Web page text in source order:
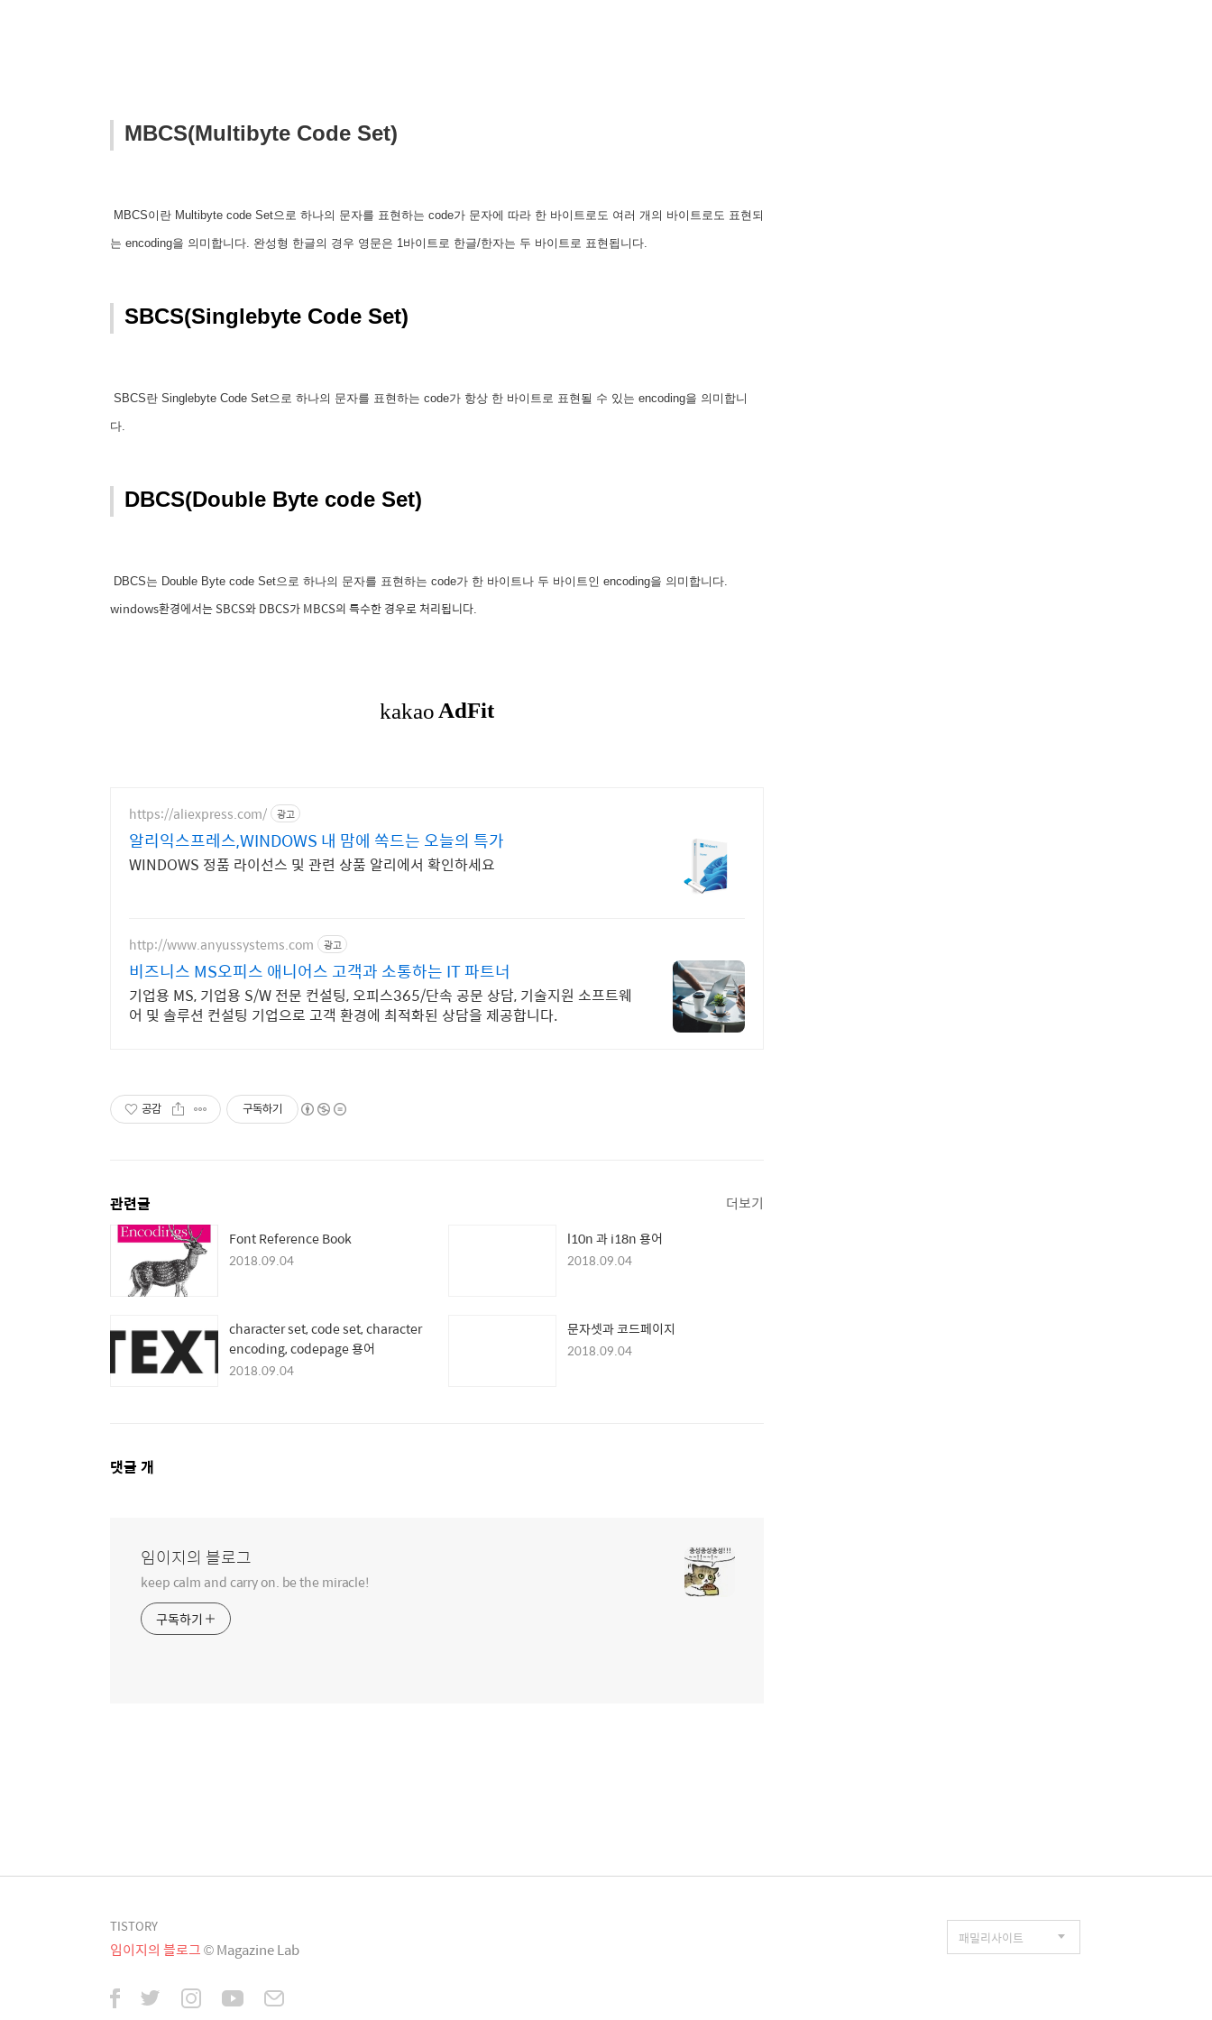
MBCS(Multibyte Code Set)
MBCS이란 Multibyte code Set으로 하나의 문자를 표현하는 code가 문자에 따라 한 바이트로도 여러 개의 바이트로도 표현되
는 encoding을 의미합니다. 완성형 한글의 경우 영문은 1바이트로 한글/한자는 두 바이트로 표현됩니다.
SBCS(Singlebyte Code Set)
SBCS란 Singlebyte Code Set으로 하나의 문자를 표현하는 code가 항상 한 바이트로 표현될 수 있는 encoding을 의미합니
다.
DBCS(Double Byte code Set)
DBCS는 Double Byte code Set으로 하나의 문자를 표현하는 code가 한 바이트나 두 바이트인 encoding을 의미합니다.
windows환경에서는 SBCS와 DBCS가 MBCS의 특수한 경우로 처리됩니다.
https://aliexpress.com/ 광고
알리익스프레스,WINDOWS 내 맘에 쏙드는 오늘의 특가
WINDOWS 정품 라이선스 및 관련 상품 알리에서 확인하세요
http://www.anyussystems.com 광고
비즈니스 MS오피스 애니어스 고객과 소통하는 IT 파트너
기업용 MS, 기업용 S/W 전문 컨설팅, 오피스365/단속 공문 상담, 기술지원 소프트웨
어 및 솔루션 컨설팅 기업으로 고객 환경에 최적화된 상담을 제공합니다.
공감 구독하기
관련글 더보기
Font Reference Book
2018.09.04
l10n 과 i18n 용어
2018.09.04
character set, code set, character
encoding, codepage 용어
2018.09.04
문자셋과 코드페이지
2018.09.04
댓
댓글 개
임이지의 블로그
keep calm and carry on. be the miracle!
구독하기
TISTORY
임이지의 블로그© Magazine Lab